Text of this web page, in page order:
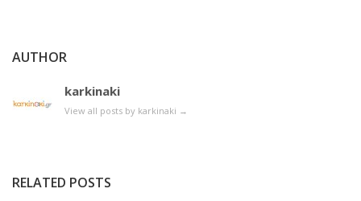
AUTHOR
karkinaki
View all posts by karkinaki →
RELATED POSTS